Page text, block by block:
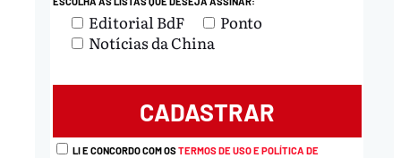
Editorial BdF
Ponto
Notícias da China
LI E CONCORDO COM OSTERMOS DE USO E POLÍTICA DE